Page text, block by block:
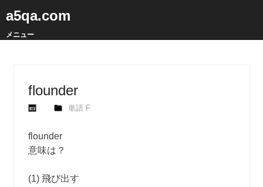
a5qa.com
メニュー
flounder
単語 F
flounder
意味は？
(1) 飛び出す